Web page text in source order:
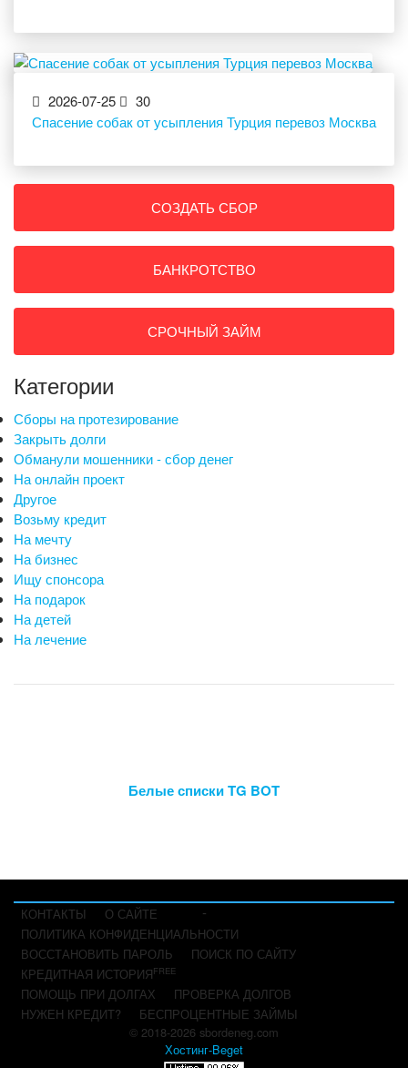
2026-07-25
30
Спасение собак от усыпления Турция перевоз Москва
СОЗДАТЬ СБОР
БАНКРОТСТВО
СРОЧНЫЙ ЗАЙМ
Категории
Сборы на протезирование
Закрыть долги
Обманули мошенники - сбор денег
На онлайн проект
Другое
Возьму кредит
На мечту
На бизнес
Ищу спонсора
На подарок
На детей
На лечение
Белые списки TG BOT
-
КОНТАКТЫ
О САЙТЕ
ПОЛИТИКА КОНФИДЕНЦИАЛЬНОСТИ
ВОССТАНОВИТЬ ПАРОЛЬ
ПОИСК ПО САЙТУ
КРЕДИТНАЯ ИСТОРИЯFREE
ПОМОЩЬ ПРИ ДОЛГАХ
ПРОВЕРКА ДОЛГОВ
НУЖЕН КРЕДИТ?
БЕСПРОЦЕНТНЫЕ ЗАЙМЫ
© 2018-2026 sbordeneg.com
Хостинг-Beget